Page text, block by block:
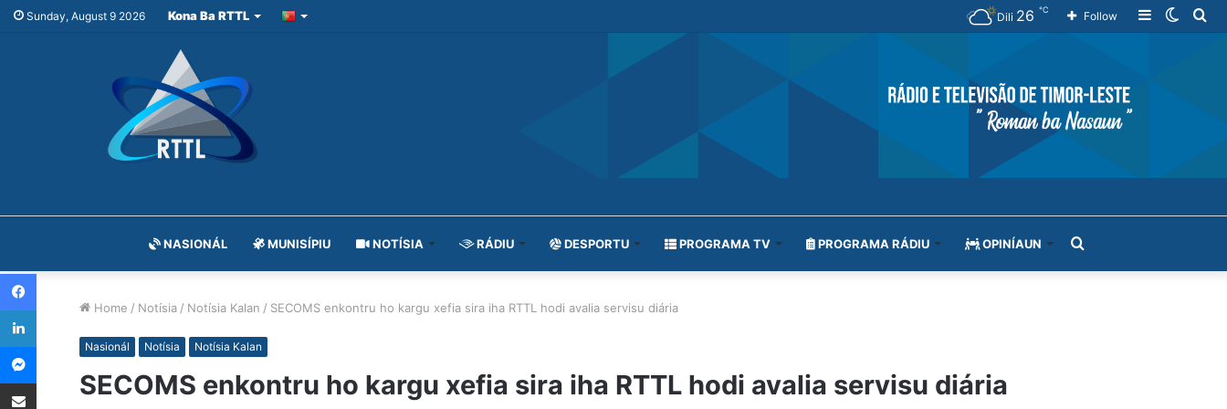
Sunday, August 9 2026 Kona Ba RTTL
Switch
Sidebar
Follow
Dili 26 ℃
NASIONÁL MUNISÍPIU NOTÍSIA RÁDIU DESPORTU PROGRAMA TV PROGRAMA RÁDIU OPINÍAUN
Home / Notísia / Notísia Kalan / SECOMS enkontru ho kargu xefia sira iha RTTL hodi avalia servisu diária
Nasionál Notísia Notísia Kalan
SECOMS enkontru ho kargu xefia sira iha RTTL hodi avalia servisu diária
Facebook
LinkedIn
Messenger